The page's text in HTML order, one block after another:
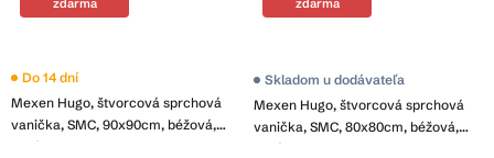
Mexen Hugo, štvorcová sprchová
vanička, SMC, 90x90cm, béžová,
zlatá krytka, 42699090-G
Do 14 dní
Mexen Hugo, štvorcová sprchová
vanička, SMC, 80x80cm, béžová,
zlatá krytka, 42698080-G
Skladom u dodávateľa